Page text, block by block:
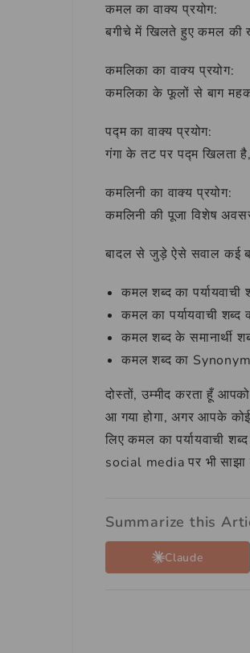
कमल का वाक्य प्रयोग:
बगीचे में खिलते हुए कमल की
कमलिका का वाक्य प्रयोग:
कमलिका के फूलों से बाग
पद्म का वाक्य प्रयोग:
गंगा के तट पर पद्म खिलता है,
कमलिनी का वाक्य प्रयोग:
कमलिनी की पूजा विशेष
बादल से जुड़े ऐसे सवाल कई
कमल शब्द का पर्यायवाची
कमल का पर्यायवाची शब्द
कमल शब्द के समानार्थी
कमल शब्द का
दोस्तों, उम्मीद करता हूँ
आ गया होगा, अगर आपके
लिए कमल का पर्यायवाची
social media पर भी साझा
Summarize this
Claude